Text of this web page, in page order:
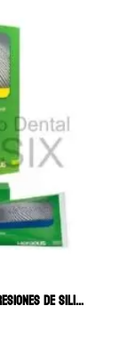
DE SILICÓN